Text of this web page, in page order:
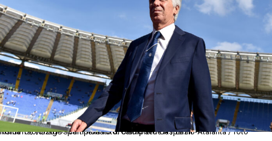
Roma 19/10/2019 - campionato di calcio serie A / Lazio-Atalanta / foto Insidefoto/Image Sport nella foto: Giampiero Gasperini